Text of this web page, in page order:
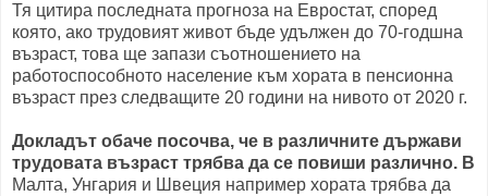
Тя цитира последната прогноза на Евростат, според
която, ако трудовият живот бъде удължен до 70-годшна
възраст, това ще запази съотношението на
работоспособното население към хората в пенсионна
възраст през следващите 20 години на нивото от 2020 г.
Докладът обаче посочва, че в различните държави
трудовата възраст трябва да се повиши различно. В
Малта, Унгария и Швеция например хората трябва да